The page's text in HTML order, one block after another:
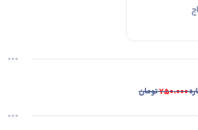
750.000تومان